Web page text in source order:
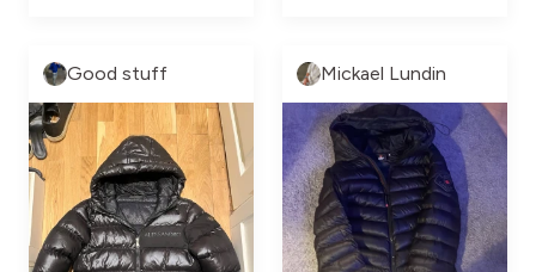
Good stuff Mickael Lundin